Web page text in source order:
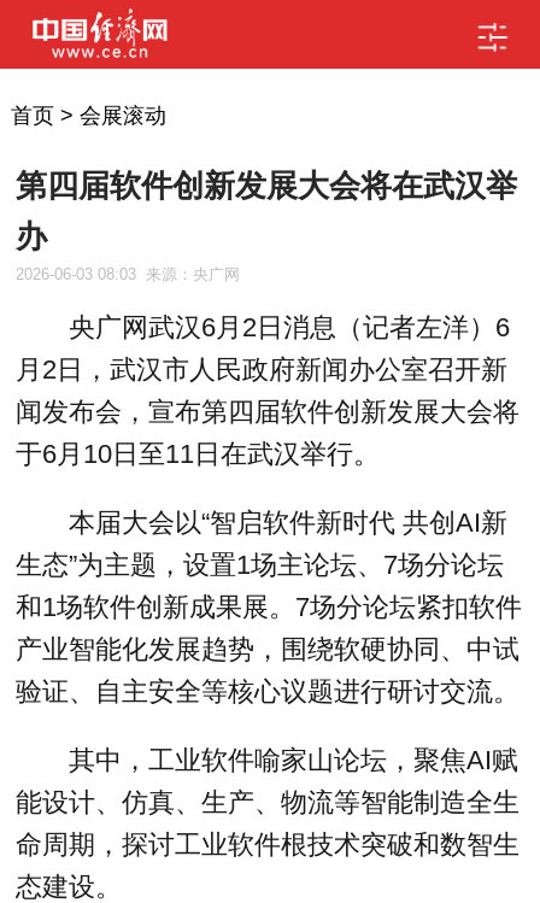
首页> 会展滚动
第四届软件创新发展大会将在武汉举
办
2026-06-03 08:03 来源：央广网
央广网武汉6月2日消息（记者左洋）6
月2日，武汉市人民政府新闻办公室召开新
闻发布会，宣布第四届软件创新发展大会将
于6月10日至11日在武汉举行。
本届大会以“智启软件新时代 共创AI新
生态”为主题，设置1场主论坛、7场分论坛
和1场软件创新成果展。7场分论坛紧扣软件
产业智能化发展趋势，围绕软硬协同、中试
验证、自主安全等核心议题进行研讨交流。
其中，工业软件喻家山论坛，聚焦AI赋
能设计、仿真、生产、物流等智能制造全生
命周期，探讨工业软件根技术突破和数智生
态建设。